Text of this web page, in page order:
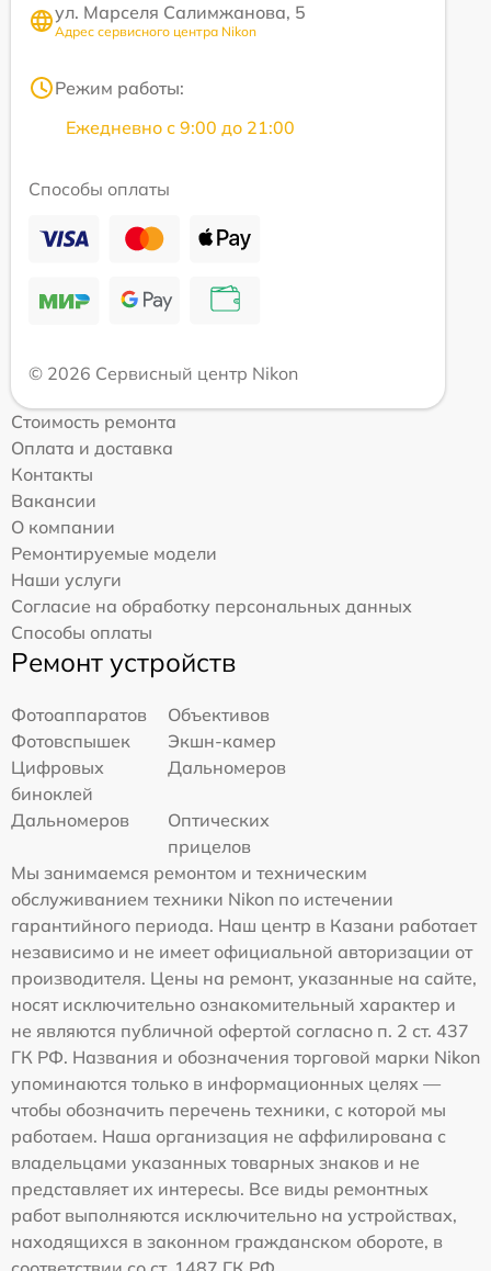
ул. Марселя Салимжанова, 5
Адрес сервисного центра Nikon
Режим работы:
Ежедневно с 9:00 до 21:00
Способы оплаты
© 2026 Сервисный центр Nikon
Стоимость ремонта
Оплата и доставка
Контакты
Вакансии
О компании
Ремонтируемые модели
Наши услуги
Согласие на обработку персональных данных
Способы оплаты
Ремонт устройств
Фотоаппаратов
Объективов
Фотовспышек
Экшн-камер
Цифровых
биноклей
Дальномеров
Дальномеров
Оптических
прицелов
Мы занимаемся ремонтом и техническим
обслуживанием техники Nikon по истечении
гарантийного периода. Наш центр в Казани работает
независимо и не имеет официальной авторизации от
производителя. Цены на ремонт, указанные на сайте,
носят исключительно ознакомительный характер и
не являются публичной офертой согласно п. 2 ст. 437
ГК РФ. Названия и обозначения торговой марки Nikon
упоминаются только в информационных целях —
чтобы обозначить перечень техники, с которой мы
работаем. Наша организация не аффилирована с
владельцами указанных товарных знаков и не
представляет их интересы. Все виды ремонтных
работ выполняются исключительно на устройствах,
находящихся в законном гражданском обороте, в